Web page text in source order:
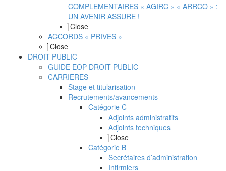
COMPLEMENTAIRES « AGIRC » « ARRCO » :
UN AVENIR ASSURE !
Close
ACCORDS « PRIVES »
Close
DROIT PUBLIC
GUIDE EOP DROIT PUBLIC
CARRIERES
Stage et titularisation
Recrutements/avancements
Catégorie C
Adjoints administratifs
Adjoints techniques
Close
Catégorie B
Secrétaires d’administration
Infirmiers